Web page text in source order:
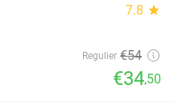
7.8 star
Regulier €54
€34,50